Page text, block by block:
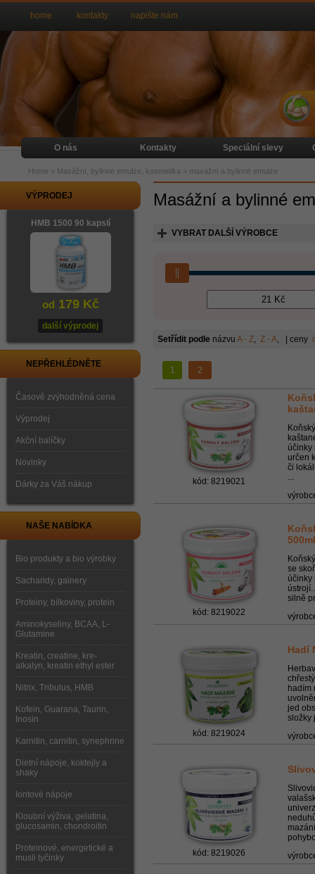
Masážní a bylinné
VYBRAT DALŠÍ VÝROBCE
Setřídit podle názvu A - Z, Z - A, | ceny
1 2
kód: 8219021
účinky
určen
či
...
kód: 8219022
500ml
se
účinky
silně
kód: 8219024
Hadí
hadím
jed
složky
kód: 8219026
VÝPRODEJ
HMB 1500 90 kapslí
od 179 Kč
další výprodej
NEPŘEHLÉDNĚTE
Časově zvýhodněná cena
Výprodej
Akční balíčky
Novinky
Dárky za Váš nákup
NAŠE NABÍDKA
Bio produkty a bio výrobky
Sacharidy, gainery
Proteiny, bílkoviny, protein
Aminokyseliny, BCAA, L-
Glutamine
Kreatin, creatine, kre-
alkalyn, kreatin ethyl ester
Nitrix, Tribulus, HMB
Kofein, Guarana, Taurin,
Inosin
Karnitin, carnitin, synephrine
Dietní nápoje, koktejly a
shaky
Iontové nápoje
Kloubní výživa, gelatina,
glucosamin, chondroitin
Proteinové, energetické a
musli tyčinky
home kontakty napište nám
O nás Kontakty Speciální slevy
Home > Masážní, bylinné emulze, kosmetika > masážní a bylinné emulze